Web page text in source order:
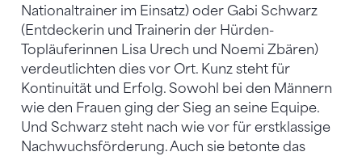
Nationaltrainer im Einsatz) oder Gabi Schwarz
(Entdeckerin und Trainerin der Hürden-
Topläuferinnen Lisa Urech und Noemi Zbären)
verdeutlichten dies vor Ort. Kunz steht für
Kontinuität und Erfolg. Sowohl bei den Männern
wie den Frauen ging der Sieg an seine Equipe.
Und Schwarz steht nach wie vor für erstklassige
Nachwuchsförderung. Auch sie betonte das